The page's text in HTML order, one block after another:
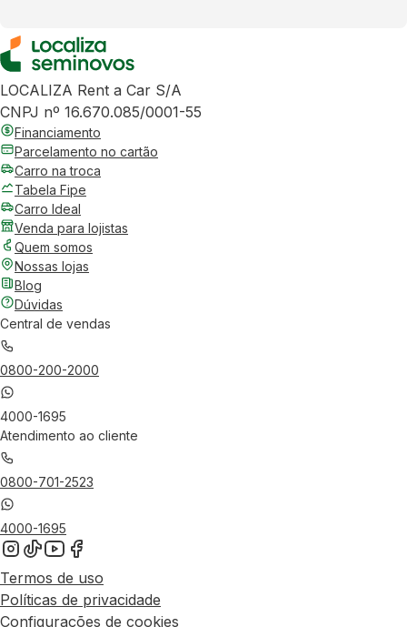
LOCALIZA Rent a Car S/A
CNPJ nº 16.670.085/0001-55
Financiamento
Parcelamento no cartão
Carro na troca
Tabela Fipe
Carro Ideal
Venda para lojistas
Quem somos
Nossas lojas
Blog
Dúvidas
Central de vendas
0800-200-2000
4000-1695
Atendimento ao cliente
0800-701-2523
4000-1695
Termos de uso
Políticas de privacidade
Configurações de cookies